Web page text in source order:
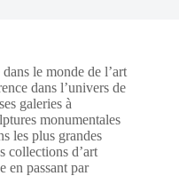
le monde de l’art
dans l’univers de
galeries à
monumentales
les plus grandes
collections d’art
en passant par